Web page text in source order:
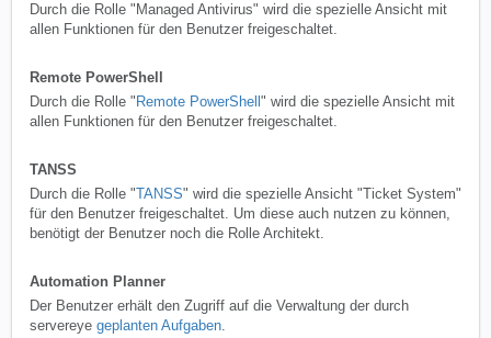
Durch die Rolle "Managed Antivirus" wird die spezielle Ansicht mit
allen Funktionen für den Benutzer freigeschaltet.
Remote PowerShell
Durch die Rolle " Remote PowerShell " wird die spezielle Ansicht mit
allen Funktionen für den Benutzer freigeschaltet.
TANSS
Durch die Rolle "TANSS" wird die spezielle Ansicht "Ticket System"
für den Benutzer freigeschaltet. Um diese auch nutzen zu können,
benötigt der Benutzer noch die Rolle Architekt.
Automation Planner
Der Benutzer erhält den Zugriff auf die Verwaltung der durch
servereye geplanten Aufgaben.